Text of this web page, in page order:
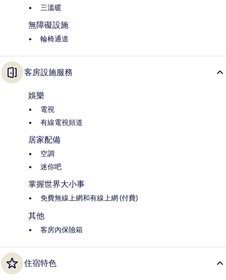
三溫暖
無障礙設施
輪椅通道
客房設施服務
娛樂
電視
有線電視頻道
居家配備
空調
迷你吧
掌握世界大小事
免費無線上網和有線上網 (付費)
其他
客房內保險箱
住宿特色